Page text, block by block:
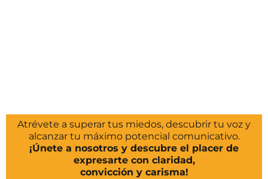
Atrévete a superar tus miedos, descubrir tu voz y
alcanzar tu máximo potencial comunicativo.
¡Únete a nosotros y descubre el placer de
expresarte con claridad,
convicción y carisma!